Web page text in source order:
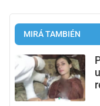
MIRÁ TAMBIÉN